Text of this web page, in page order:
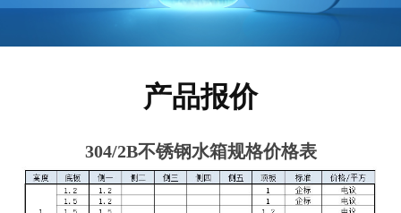
产品报价
304/2B不锈钢水箱规格价格表